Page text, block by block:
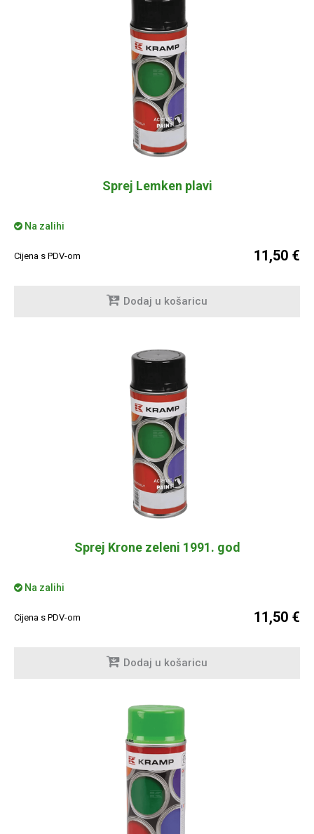
Sprej Lemken plavi
Na zalihi
Cijena s PDV-om 11,50 €
Dodaj u košaricu
Sprej Krone zeleni 1991. god
Na zalihi
Cijena s PDV-om 11,50 €
Dodaj u košaricu